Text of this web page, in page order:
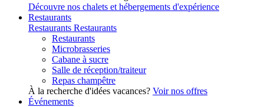
Découvre nos chalets et hébergements d'expérience
Restaurants
Restaurants Restaurants
Restaurants
Microbrasseries
Cabane à sucre
Salle de réception/traiteur
Repas champêtre
À la recherche d'idées vacances? Voir nos offres
Événements